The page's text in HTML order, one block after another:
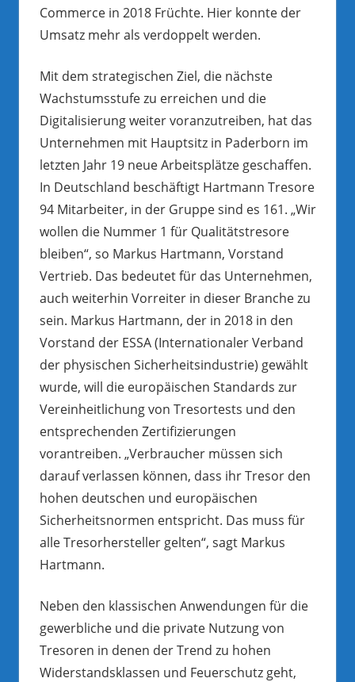
Commerce in 2018 Früchte. Hier konnte der
Umsatz mehr als verdoppelt werden.
Mit dem strategischen Ziel, die nächste
Wachstumsstufe zu erreichen und die
Digitalisierung weiter voranzutreiben, hat das
Unternehmen mit Hauptsitz in Paderborn im
letzten Jahr 19 neue Arbeitsplätze geschaffen.
In Deutschland beschäftigt Hartmann Tresore
94 Mitarbeiter, in der Gruppe sind es 161. „Wir
wollen die Nummer 1 für Qualitätstresore
bleiben“, so Markus Hartmann, Vorstand
Vertrieb. Das bedeutet für das Unternehmen,
auch weiterhin Vorreiter in dieser Branche zu
sein. Markus Hartmann, der in 2018 in den
Vorstand der ESSA (Internationaler Verband
der physischen Sicherheitsindustrie) gewählt
wurde, will die europäischen Standards zur
Vereinheitlichung von Tresortests und den
entsprechenden Zertifizierungen
vorantreiben. „Verbraucher müssen sich
darauf verlassen können, dass ihr Tresor den
hohen deutschen und europäischen
Sicherheitsnormen entspricht. Das muss für
alle Tresorhersteller gelten“, sagt Markus
Hartmann.
Neben den klassischen Anwendungen für die
gewerbliche und die private Nutzung von
Tresoren in denen der Trend zu hohen
Widerstandsklassen und Feuerschutz geht,